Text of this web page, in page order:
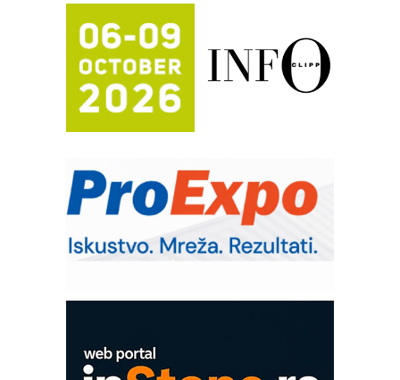
Potpuna efikasnost bez složenih
sistema
Trajna oznaka kao dugoročna korist
Bezbednost na prvom mestu!
IB BLUMENAUER - više od 40 godina
poverenja u industriji
– Pametna signalizacija za efikasnije
upravljanje mašinama
Sigurnije ispitivanje transformatora u
solarnim elektranama i vetroparkovima
Pranje točkova na gradilištu- standard
Proizvodnja iC7 Hybrid 1500 VDC
COMBYPACK